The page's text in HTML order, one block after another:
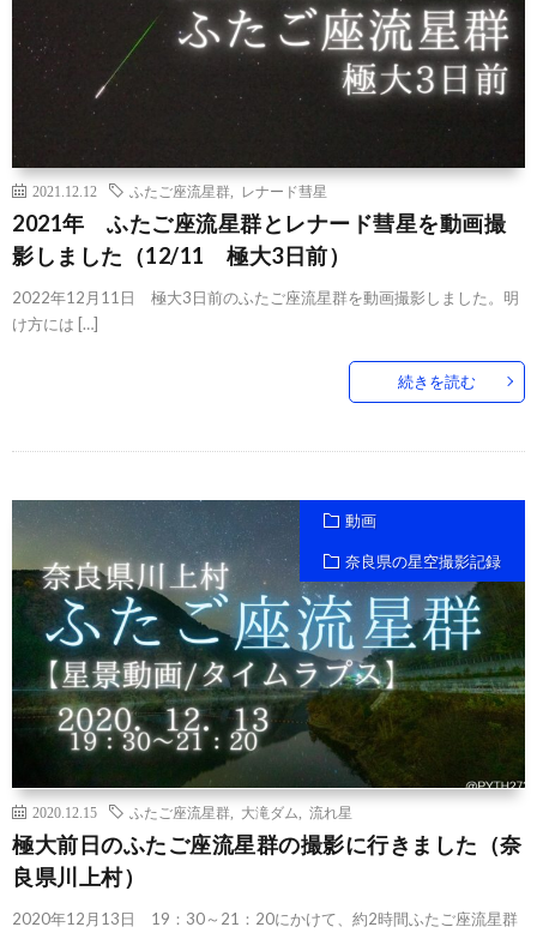
2021.12.12 ふたご座流星群 レナード彗星
2021年 ふたご座流星群とレナード彗星を動画撮
影しました（12/11 極大3日前）
2022年12月11日 極大3日前のふたご座流星群を動画撮影しました。明
け方には […]
続きを読む
動画
奈良県の星空撮影記録
2020.12.15 ふたご座流星群 大滝ダム 流れ星
極大前日のふたご座流星群の撮影に行きました（奈
良県川上村）
2020年12月13日 19：30～21：20にかけて、約2時間ふたご座流星群